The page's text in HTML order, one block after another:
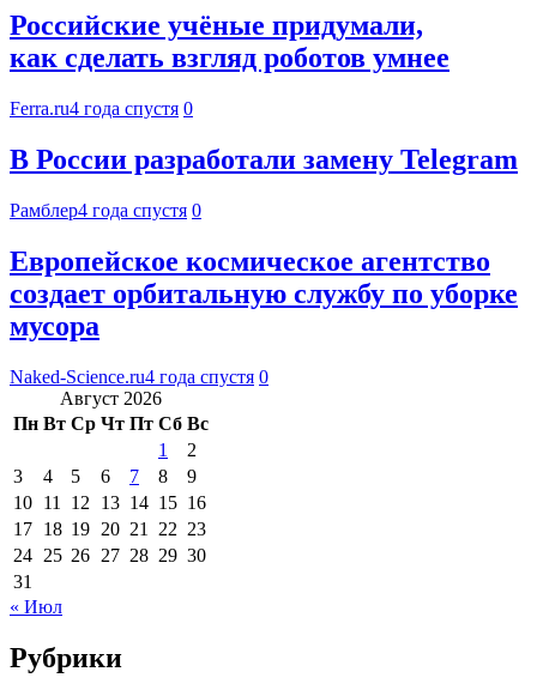
Российские учёные придумали,
как сделать взгляд роботов умнее
Ferra.ru4 года спустя 0
В России разработали замену Telegram
Рамблер4 года спустя 0
Европейское космическое агентство
создает орбитальную службу по уборке
мусора
Naked-Science.ru4 года спустя 0
Август 2026
Пн Вт Ср Чт Пт Сб Вс
1
2
3
4 5 6 7 8
9
10 11 12 13 14 15 16
17 18 19 20 21 22 23
24 25 26 27 28 29 30
31
« Июл
Рубрики